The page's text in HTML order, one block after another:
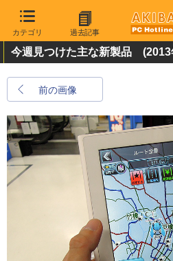
カテゴリ 過去記事
今週見つけた主な新製品 (2013
前の画像